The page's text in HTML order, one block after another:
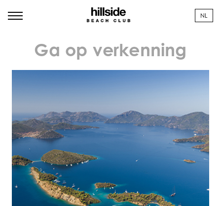
NL
Ga op verkenning